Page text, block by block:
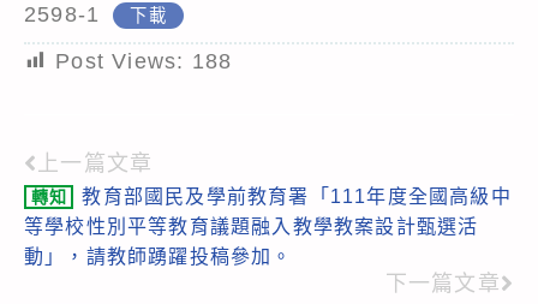
2598-1 下載
Post Views: 188
Read
more
articles
上一篇文章
轉知
教育部國民及學前教育署「111年度全國高級中
等學校性別平等教育議題融入教學教案設計甄選活
動」，請教師踴躍投稿參加。
下一篇文章